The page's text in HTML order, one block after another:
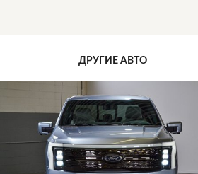
ДРУГИЕ АВТО